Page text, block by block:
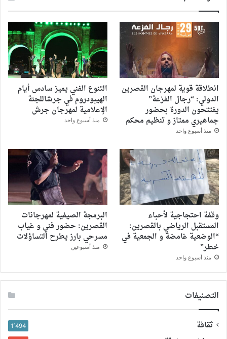
انطلاقة قوية لمهرجان القصرين
الدولي: “رجال الفزعة”
يفتتحون الدورة بحضور
جماهيري ممتاز و تنظيم محكم
منذ أسبوع واحد
التنوع الفني يميز سادس أيام
الهيبودروم في جرشاللجنة
الإعلامية لمهرجان جرش
منذ أسبوع واحد
وقفة احتجاجية لأحباء
المستقبل الرياضي بالقصرين:
“الوضعية غامضة و الجمعية في
خطر”
منذ أسبوع واحد
البرمجة الصيفية لمهرجانات
القصرين: حضور فني و غياب
مسرحي بارز يطرح التساؤلات
منذ أسبوعين
التصنيفات
ثقافة 1٬494